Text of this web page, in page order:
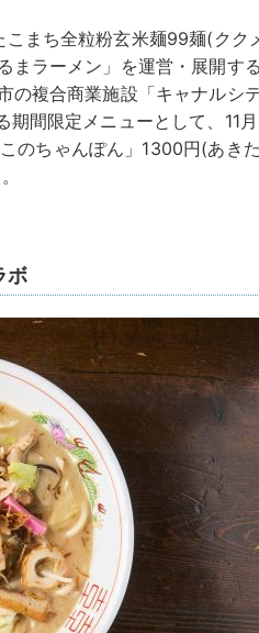
まち全粒粉玄米麺99麺(クク
まラーメン」を運営・展開す
の複合商業施設「キャナルシ
間限定メニューとして、11
のちゃんぽん」1300円(あき
ボ